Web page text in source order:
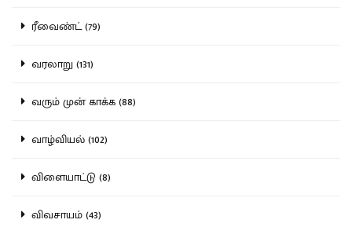
ரீவைண்ட் (79)
வரலாறு (131)
வரும் முன் காக்க (88)
வாழ்வியல் (102)
விளையாட்டு (8)
விவசாயம் (43)